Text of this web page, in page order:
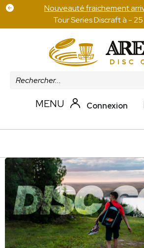
Frais de port offert pour 100 €
disques
MENU Connexion